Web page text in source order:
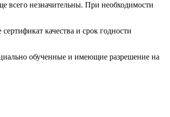
всего незначительны. При необходимости
качества и срок годности
обученные и имеющие разрешение на